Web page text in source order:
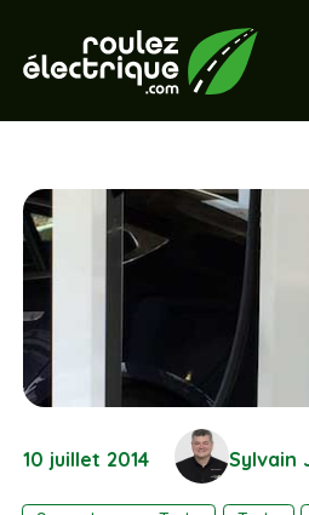
10 juillet 2014 Sylvain